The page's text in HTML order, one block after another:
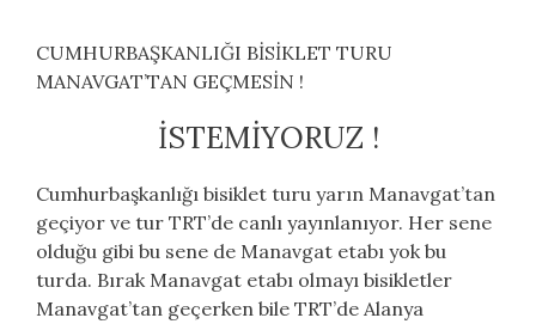
CUMHURBAŞKANLIĞI BİSİKLET TURU
MANAVGAT’TAN GEÇMESİN !
İSTEMİYORUZ !
Cumhurbaşkanlığı bisiklet turu yarın Manavgat’tan
geçiyor ve tur TRT’de canlı yayınlanıyor. Her sene
olduğu gibi bu sene de Manavgat etabı yok bu
turda. Bırak Manavgat etabı olmayı bisikletler
Manavgat’tan geçerken bile TRT’de Alanya